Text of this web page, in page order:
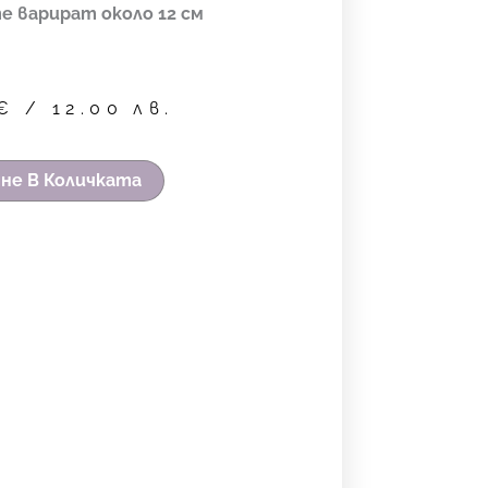
варират около 12 см
/ 12.00 лв.
В Количката